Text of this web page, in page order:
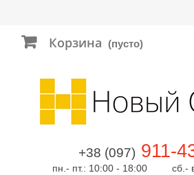
Корзина (пусто)
+38 (097) 911-
пн.- пт.: 10:00 - 18:00 сб.-